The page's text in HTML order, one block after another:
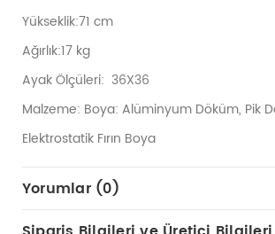
Yükseklik:71 cm
Ağırlık:17 kg
Ayak Ölçüleri: 36X36
Malzeme: Boya: Alüminyum Döküm, Pik
Elektrostatik Fırın Boya
Yorumlar (0)